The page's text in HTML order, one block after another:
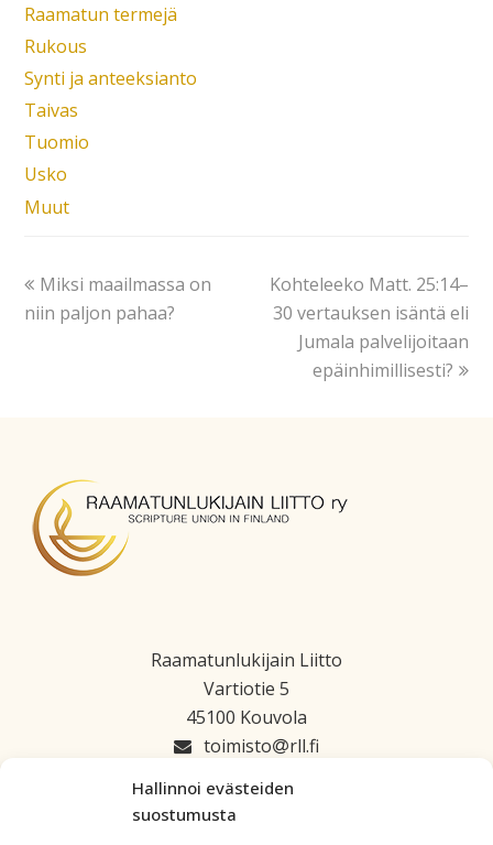
Hallinnoi evästeiden
suostumusta
Raamatun termejä
Rukous
Synti ja anteeksianto
Taivas
Tuomio
Usko
Muut
Miksi maailmassa on
niin paljon pahaa?
Kohteleeko Matt. 25:14–
30 vertauksen isäntä eli
Jumala palvelijoitaan
epäinhimillisesti?
Raamatunlukijain Liitto
Vartiotie 5
45100 Kouvola
toimisto
rll.fi